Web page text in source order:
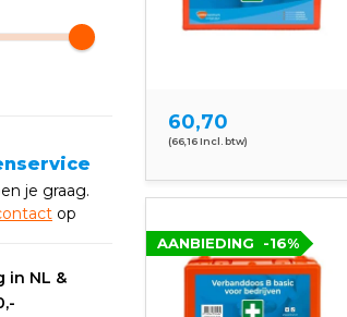
60,70
(66,16 Incl. btw)
-16%
AANBIEDING
je graag.
op
in NL &